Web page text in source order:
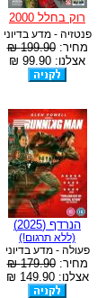
רוק בחלל 2000
פנטזיה - מדע בדיוני
מחיר:199.90 ₪
אצלנו: 99.90 ₪
הנרדף (2025)
(ללא תרגום!)
פעולה - מדע בדיוני
מחיר:179.90 ₪
אצלנו: 149.90 ₪